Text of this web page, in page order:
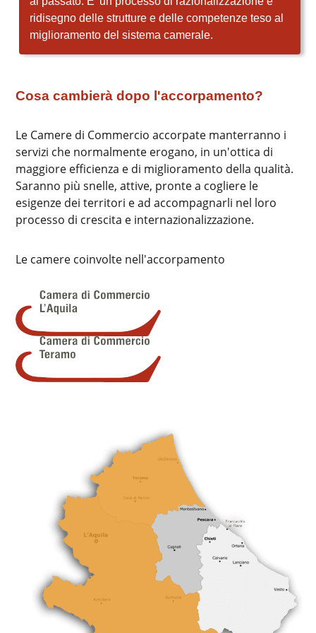
ridisegno delle strutture e delle competenze teso al
miglioramento del sistema camerale.
Cosa cambierà dopo l'accorpamento?
Le Camere di Commercio accorpate manterranno i
servizi che normalmente erogano, in un'ottica di
maggiore efficienza e di miglioramento della qualità.
Saranno più snelle, attive, pronte a cogliere le
esigenze dei territori e ad accompagnarli nel loro
processo di crescita e internazionalizzazione.
Le camere coinvolte nell'accorpamento